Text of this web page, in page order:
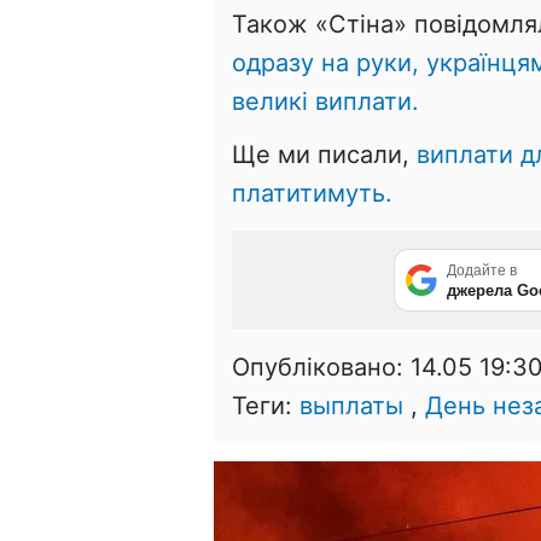
Також «Стіна»
одразу на руки,
великі виплати.
Ще ми писали, виплати
платитимуть.
Додайте в
джерела
Опубліковано: 14.05
Теги: выплаты , День